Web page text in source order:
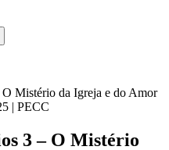
Mistério da Igreja e do Amor
| PECC
3 – O Mistério